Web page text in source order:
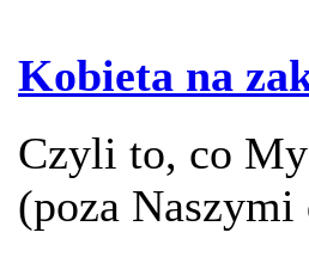
Kobieta na
Czyli to, co
(poza